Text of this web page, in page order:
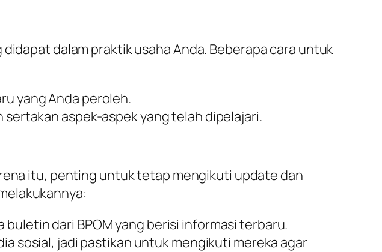
dalam praktik usaha Anda. Beberapa cara untuk
yang Anda peroleh.
sertakan aspek-aspek yang telah dipelajari.
itu, penting untuk tetap mengikuti update dan
dari BPOM yang berisi informasi terbaru.
sosial, jadi pastikan untuk mengikuti mereka agar